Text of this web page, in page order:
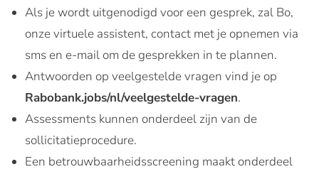
Als je wordt uitgenodigd voor een gesprek, zal Bo,
onze virtuele assistent, contact met je opnemen via
sms en e-mail om de gesprekken in te plannen.
Antwoorden op veelgestelde vragen vind je op
Rabobank.jobs/nl/veelgestelde-vragen.
Assessments kunnen onderdeel zijn van de
sollicitatieprocedure.
Een betrouwbaarheidsscreening maakt onderdeel